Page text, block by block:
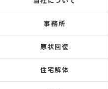
事務所
原状回復
住宅解体